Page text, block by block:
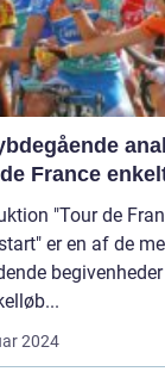
France
"Tour de
er en af de
2024